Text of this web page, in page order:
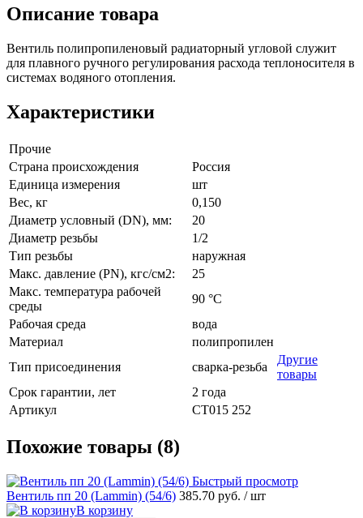
Описание товара
Вентиль полипропиленовый радиаторный угловой служит
для плавного ручного регулирования расхода теплоносителя в
системах водяного отопления.
Характеристики
Прочие
Страна происхождения
Россия
Единица измерения
шт
Вес, кг
0,150
Диаметр условный (DN), мм:
20
Диаметр резьбы
1/2
Тип резьбы
наружная
Макс. давление (PN), кгс/см2:
25
Макс. температура рабочей
среды
90 °C
Рабочая среда
вода
Материал
полипропилен
Тип присоединения
сварка-резьба
Другие
товары
Срок гарантии, лет
2 года
Артикул
СТ015 252
Похожие товары (8)
Быстрый просмотр
Вентиль пп 20 (Lammin) (54/6) 385.70 руб. / шт
В корзину